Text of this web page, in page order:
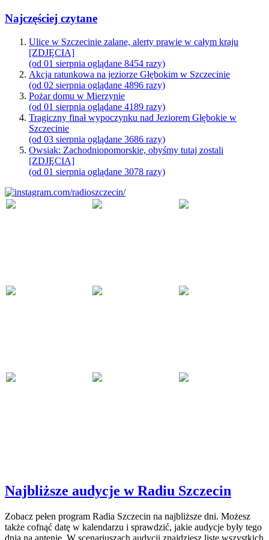
Najczęściej czytane
Ulice w Szczecinie zalane, alerty prawie w całym kraju
[ZDJĘCIA]
(od 01 sierpnia oglądane 8454 razy)
Akcja ratunkowa na jeziorze Głębokim w Szczecinie
(od 02 sierpnia oglądane 4896 razy)
Pożar domu w Mierzynie
(od 01 sierpnia oglądane 4189 razy)
Tragiczny finał wypoczynku nad Jeziorem Głębokie w
Szczecinie
(od 03 sierpnia oglądane 3686 razy)
Owsiak: Zachodniopomorskie, obyśmy tutaj zostali
[ZDJĘCIA]
(od 01 sierpnia oglądane 3078 razy)
Najbliższe audycje w Radiu Szczecin
Zobacz pełen program Radia Szczecin na najbliższe dni. Możesz
także cofnąć datę w kalendarzu i sprawdzić, jakie audycje były tego
dnia na antenie. W scenariuszach audycji znajdziesz listę wszystkich